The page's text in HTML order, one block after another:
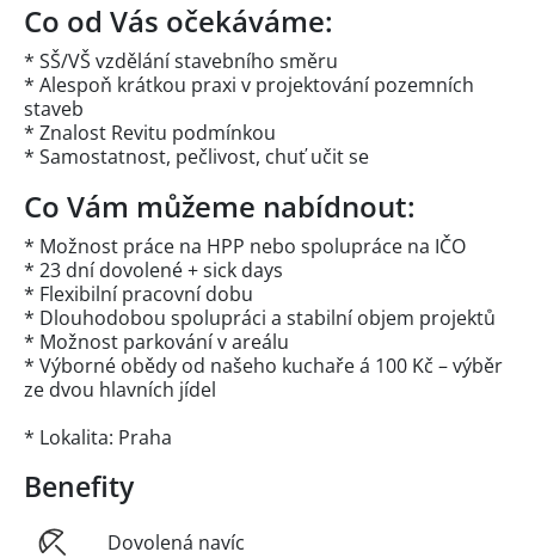
Co od Vás očekáváme:
* SŠ/VŠ vzdělání stavebního směru
* Alespoň krátkou praxi v projektování pozemních
staveb
* Znalost Revitu podmínkou
* Samostatnost, pečlivost, chuť učit se
Co Vám můžeme nabídnout:
* Možnost práce na HPP nebo spolupráce na IČO
* 23 dní dovolené + sick days
* Flexibilní pracovní dobu
* Dlouhodobou spolupráci a stabilní objem projektů
* Možnost parkování v areálu
* Výborné obědy od našeho kuchaře á 100 Kč – výběr
ze dvou hlavních jídel
* Lokalita: Praha
Benefity
Dovolená navíc